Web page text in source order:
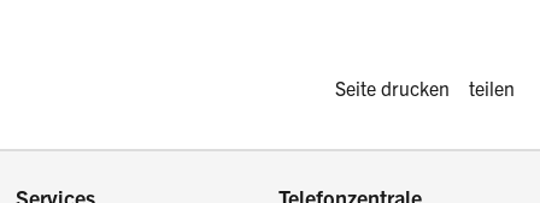
Diese Seite
Seite drucken teilen
Services Telefonzentrale